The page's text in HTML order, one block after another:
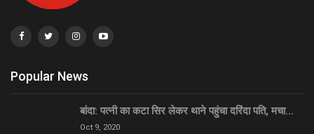
Popular News
बांदा: पत्नी का कटा सिर लेकर थाने पहुंचा दरिंदा पति, मचा…
Oct 9, 2020